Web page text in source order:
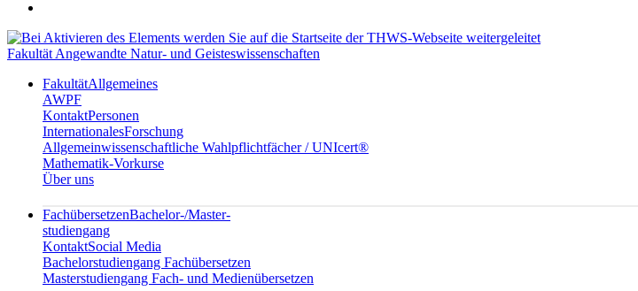
Fakultät Angewandte Natur- und Geisteswissenschaften
FakultätAllgemeines
AWPF
KontaktPersonen
InternationalesForschung
Allgemeinwissenschaftliche Wahlpflichtfächer / UNIcert®
Mathematik-Vorkurse
Über uns
FachübersetzenBachelor-/Master-
studiengang
KontaktSocial Media
Bachelorstudiengang Fachübersetzen
Masterstudiengang Fach- und Medienübersetzen